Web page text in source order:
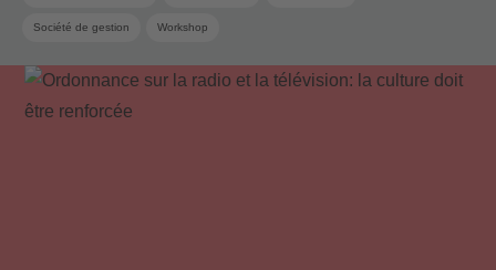
Société de gestion Workshop